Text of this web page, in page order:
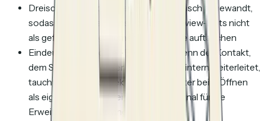
Dreischichtige Bot-Filterung, automatisch angewandt,
sodass SafeLinks-Scans und Link-Preview-Bots nicht
als gefälschte Engagement-Ereignisse auftauchen
Eindeutige Betrachter-Erkennung: Wenn der Kontakt,
dem Sie den Link gesendet haben, ihn intern weiterleitet,
taucht der zuvor unbekannte Betrachter beim Öffnen
als eigenständiges Ereignis auf (ein Signal für die
Erweiterung des Buying Committees)